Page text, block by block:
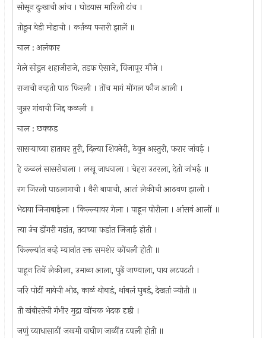
सोसून दुःखाची आंच । घोडयास मारिली टांच ।
तोडून बेडी मोहाची । कर्तव्य फरारी झालें ॥
चाल : अलंकार
गेले सोडून शहाजीराजे, तडफ ऐसाजे, विजापूर मौजे ।
राजाची नव्हती पाठ फिरली । तोंच मागं मोंगल फौज आली ।
जुन्नर गांवाची जिद्द कळली ॥
चाल : छक्कड
सासर्‍याच्या हातावर तुरी, दिल्या शिवनेरी, ठेवुन अस्तुरी, फरार जांवई ।
हे कळलं सासरोबाला । लखू जाधवाला । चेहरा उतरला, देतो जांभई ॥
रग जिरली पाठलागाची । वैरी बापाची, आतां लेकीची आठवण झाली ।
भेटाया जिजाबाईला । किल्ल्यावर गेला । पाहून पोरीला । आंसवं आलीं ॥
त्या उंच डोंगरी गडांत, तटाच्या फडांत जिजाई होती ।
किल्ल्यांत नव्हे म्यानांत रक्त समशेर कोंबली होती ॥
पाहून तिथें लेकीला, उमाळा आला, पुढें जाण्याला, पाय लटपटती ।
जरि पोटीं मायेची ओढ, काळं थोबाडं, थांबलं घुबडं, देखतां ज्योती ॥
ती खंबीरतेची गंभीर मुद्रा खोंचक भेदक दृष्ठी ।
जणुं व्याधासाठीं जखमी वाघीण जाळींत टपली होती ॥